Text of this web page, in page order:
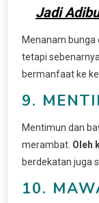
Jadi
Menanam
tetapi
bermanfaat ke
9.
Mentimun dan
merambat. Oleh
berdekatan juga
10.